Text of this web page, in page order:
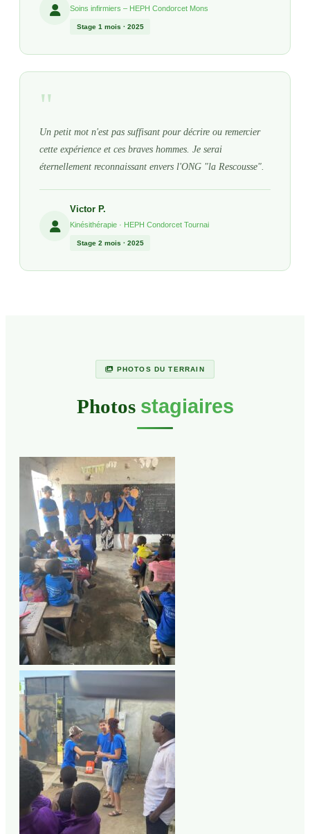
Soins infirmiers – HEPH Condorcet Mons
Stage 1 mois · 2025
"
Un petit mot n'est pas suffisant pour décrire ou remercier
cette expérience et ces braves hommes. Je serai
éternellement reconnaissant envers l'ONG "la Rescousse".
Victor P.
Kinésithérapie · HEPH Condorcet Tournai
Stage 2 mois · 2025
PHOTOS DU TERRAIN
Photos stagiaires